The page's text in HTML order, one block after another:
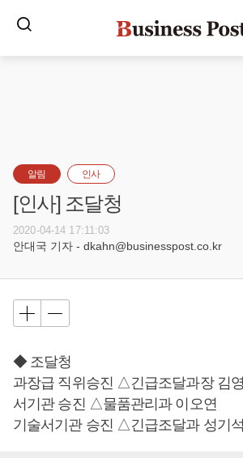
알림 인사
[인사] 조달청
2020-04-14 17:11:03
안대국 기자 - dkahn@businesspost.co.kr
◆ 조달청
과장급 직위승진 △긴급조달과장 김
서기관 승진 △물품관리과 이오연
기술서기관 승진 △긴급조달과 성기석